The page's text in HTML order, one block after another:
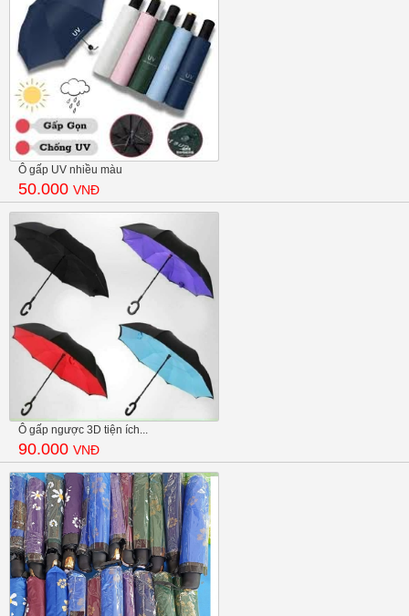
Ô gấp UV nhiều màu
50.000 VNĐ
Ô gấp ngược 3D tiện ích...
90.000 VNĐ